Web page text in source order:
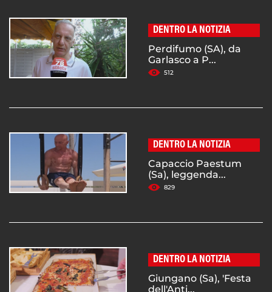
DENTRO LA NOTIZIA
Perdifumo (SA), da
Garlasco a P...
512
DENTRO LA NOTIZIA
Capaccio Paestum
(Sa), leggenda...
829
DENTRO LA NOTIZIA
Giungano (Sa), 'Festa
dell'Anti...